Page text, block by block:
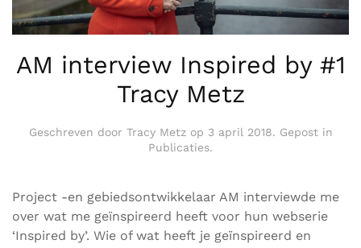
AM interview Inspired by #1
Tracy Metz
Geschreven door Tracy Metzop 3 april 2018. Gepost in
Publicaties.
Project -en gebiedsontwikkelaar AM interviewde me
over wat me geïnspireerd heeft voor hun webserie
‘Inspired by’. Wie of wat heeft je geïnspireerd en